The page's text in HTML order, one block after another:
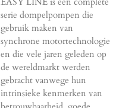
serie dompelpompen die
gebruik maken van
synchrone motortechnologie
en die vele jaren geleden op
de wereldmarkt werden
gebracht vanwege hun
intrinsieke kenmerken van